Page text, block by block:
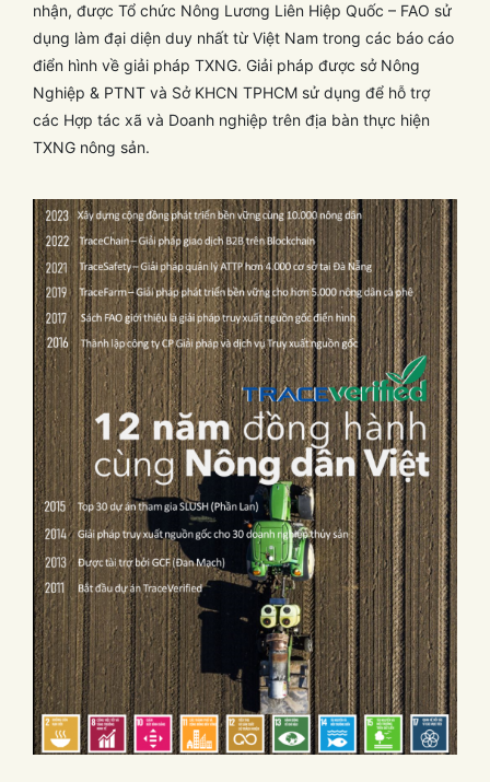
nhận, được Tổ chức Nông Lương Liên Hiệp Quốc – FAO sử
dụng làm đại diện duy nhất từ Việt Nam trong các báo cáo
điển hình về giải pháp TXNG. Giải pháp được sở Nông
Nghiệp & PTNT và Sở KHCN TPHCM sử dụng để hỗ trợ
các Hợp tác xã và Doanh nghiệp trên địa bàn thực hiện
TXNG nông sản.